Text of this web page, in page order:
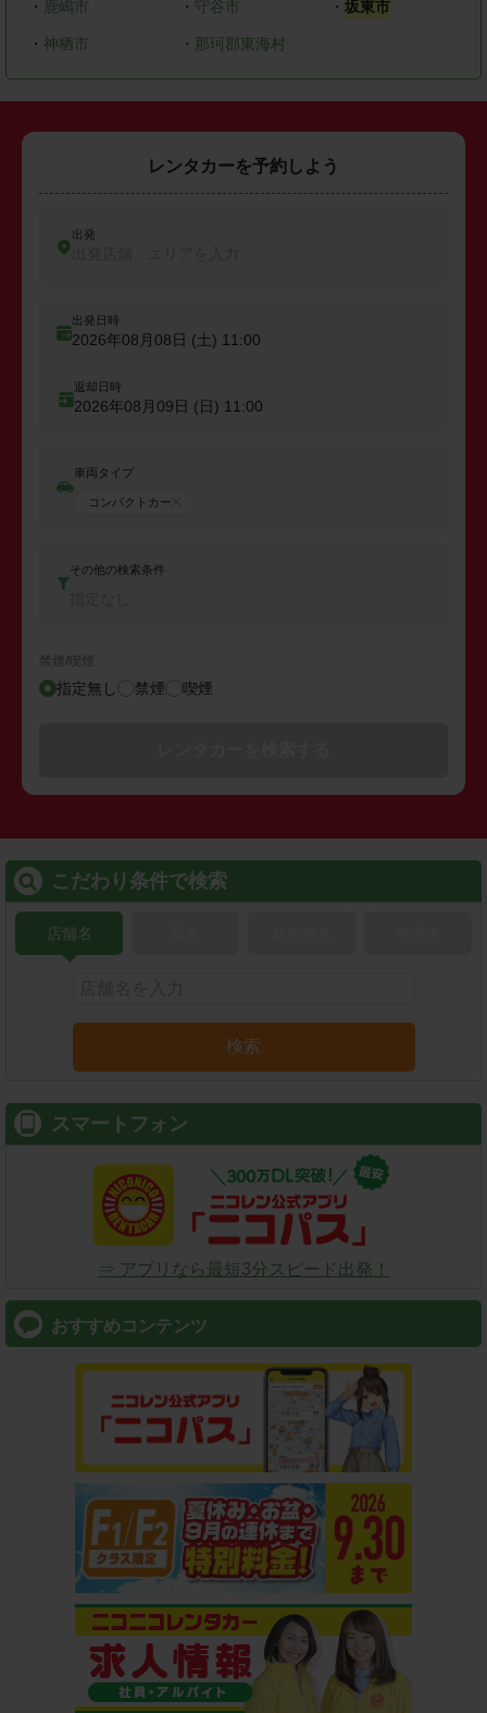
・ 鹿嶋市 ・ 守谷市 ・坂東市
・ 神栖市 ・ 那珂郡東海村
レンタカーを予約しよう
出発
出発日時
2026年08月08日 (土) 11:00
返却日時
2026年08月09日 (日) 11:00
車両タイプ
コンパクトカー
その他の検索条件
禁煙/喫煙
指定無し 禁煙 喫煙
こだわり条件で検索
店舗名
検索
スマートフォン
⇒ アプリなら最短3分スピード出発！
おすすめコンテンツ